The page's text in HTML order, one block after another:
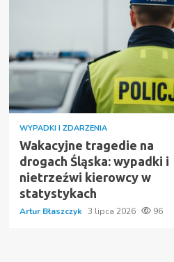
WYPADKI I ZDARZENIA
Wakacyjne tragedie na
drogach Śląska: wypadki i
nietrzeźwi kierowcy w
statystykach
Artur Błaszczyk 3 lipca 2026 96